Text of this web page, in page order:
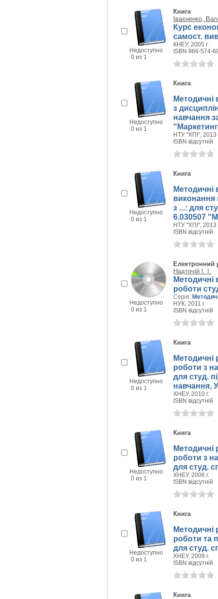
Недоступно
0 из 1
Книга
Івахненко,
Курс
самост.
КНЕУ, 2005 г.
ISBN 966-574-
Недоступно
0 из 1
Книга
Методичні
з
навчання
НТУ "ХПІ", 2013
ISBN відсутній
Недоступно
0 из 1
Книга
Методичні
виконання
з ...: для
6.030507
НТУ "ХПІ", 2013
ISBN відсутній
Недоступно
0 из 1
Електронний
Надточій І. І.
Методичні
роботи
Серія:
НУК, 2011 г.
ISBN відсутній
Недоступно
0 из 1
Книга
Методичні
роботи з
для студ.
навчання,
ХНЕУ, 2010 г.
ISBN відсутній
Недоступно
0 из 1
Книга
Методичні
роботи з
для студ.
ХНЕУ, 2006 г.
ISBN відсутній
Недоступно
0 из 1
Книга
Методичні
роботи та
для студ.
ХНЕУ, 2009 г.
ISBN відсутній
Книга